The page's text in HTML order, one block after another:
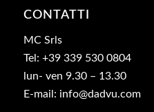
CONTATTI
MC Srls
Tel: +39 339 530 0804
lun- ven 9.30 – 13.30
E-mail: info@dadvu.com